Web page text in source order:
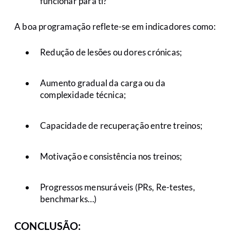
A boa programação reflete-se em indicadores como:
Redução de lesões ou dores crónicas;
Aumento gradual da carga ou da
complexidade técnica;
Capacidade de recuperação entre treinos;
Motivação e consistência nos treinos;
Progressos mensuráveis (PRs, Re-testes,
benchmarks…)
CONCLUSÃO: